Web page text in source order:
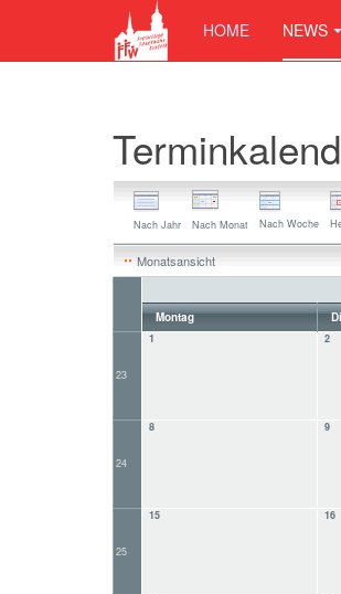
HOME NEWS
Nach Jahr Nach Monat Nach Woche
Monatsansicht
Montag
23
1 2
24
8 9
25
15 16